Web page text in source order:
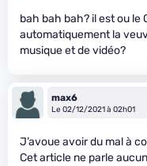
bah bah bah? il est ou le
automatiquement la
musique et de vidéo?
max6
Le 02/12/2021 à 02h01
J’avoue avoir du mal à
Cet article ne parle